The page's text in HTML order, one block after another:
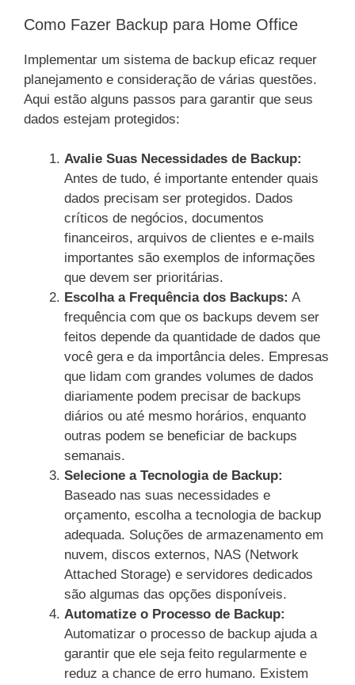
Como Fazer Backup para Home Office
Implementar um sistema de backup eficaz requer
planejamento e consideração de várias questões.
Aqui estão alguns passos para garantir que seus
dados estejam protegidos:
Avalie Suas Necessidades de Backup:
Antes de tudo, é importante entender quais
dados precisam ser protegidos. Dados
críticos de negócios, documentos
financeiros, arquivos de clientes e e-mails
importantes são exemplos de informações
que devem ser prioritárias.
Escolha a Frequência dos Backups: A
frequência com que os backups devem ser
feitos depende da quantidade de dados que
você gera e da importância deles. Empresas
que lidam com grandes volumes de dados
diariamente podem precisar de backups
diários ou até mesmo horários, enquanto
outras podem se beneficiar de backups
semanais.
Selecione a Tecnologia de Backup:
Baseado nas suas necessidades e
orçamento, escolha a tecnologia de backup
adequada. Soluções de armazenamento em
nuvem, discos externos, NAS (Network
Attached Storage) e servidores dedicados
são algumas das opções disponíveis.
Automatize o Processo de Backup:
Automatizar o processo de backup ajuda a
garantir que ele seja feito regularmente e
reduz a chance de erro humano. Existem